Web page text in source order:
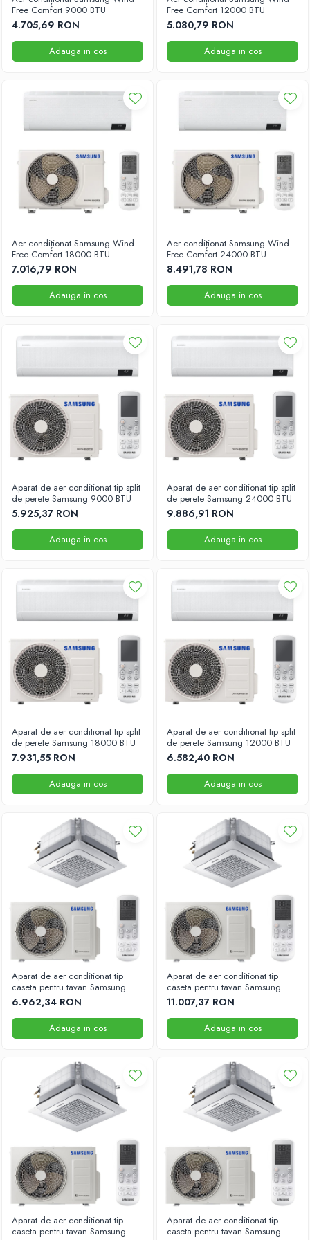
55000 BTU
Telecomenzi
Free Comfort 9000 BTU
4.705,69 RON
Adauga in cos
Free Comfort 12000 BTU
5.080,79 RON
Adauga in cos
Aer condiționat Samsung Wind-
Free Comfort 18000 BTU
7.016,79 RON
Adauga in cos
Aer condiționat Samsung Wind-
Free Comfort 24000 BTU
8.491,78 RON
Adauga in cos
Aparat de aer conditionat tip split
de perete Samsung 9000 BTU
5.925,37 RON
Adauga in cos
Aparat de aer conditionat tip split
de perete Samsung 24000 BTU
9.886,91 RON
Adauga in cos
Aparat de aer conditionat tip split
de perete Samsung 18000 BTU
7.931,55 RON
Adauga in cos
Aparat de aer conditionat tip split
de perete Samsung 12000 BTU
6.582,40 RON
Adauga in cos
Aparat de aer conditionat tip
caseta pentru tavan Samsung
9000 BTU 575mm x 575mm
6.962,34 RON
Adauga in cos
Aparat de aer conditionat tip
caseta pentru tavan Samsung
24000 BTU 575mm x 575mm
11.007,37 RON
Adauga in cos
Aparat de aer conditionat tip
caseta pentru tavan Samsung
Aparat de aer conditionat tip
caseta pentru tavan Samsung